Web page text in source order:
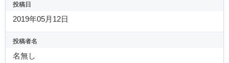
投稿日
2019年05月12日
投稿者名
名無し